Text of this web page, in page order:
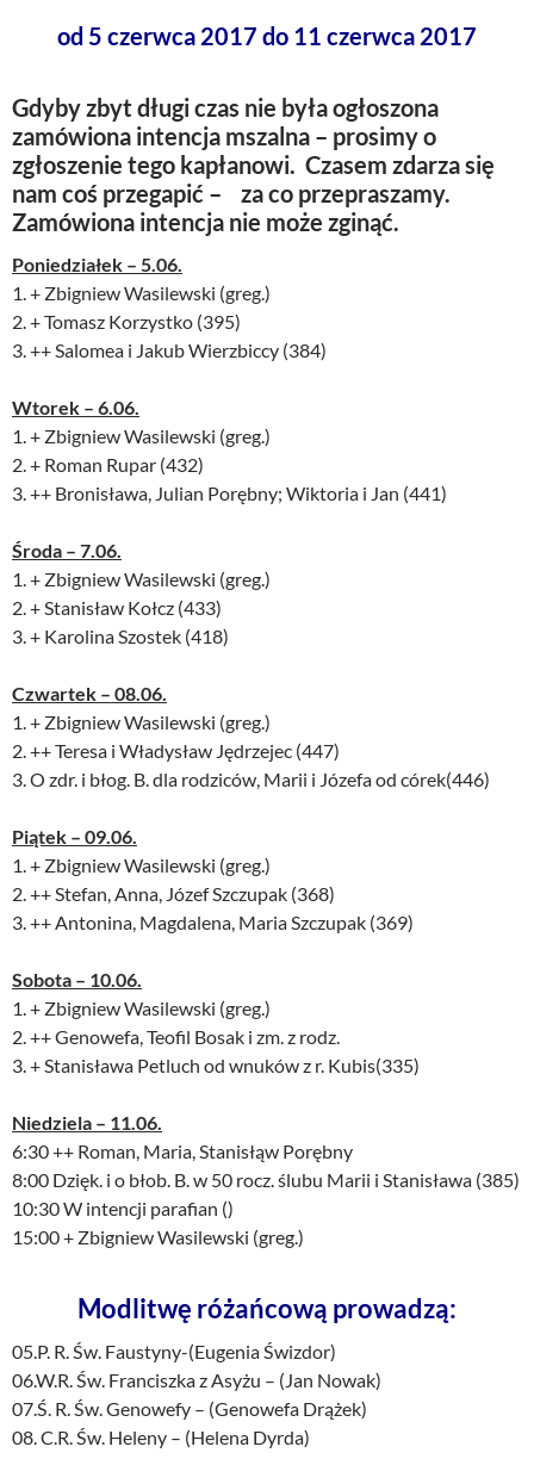
od 5 czerwca 2017 do 11 czerwca 2017
Gdyby zbyt długi czas nie była ogłoszona
zamówiona intencja mszalna – prosimy o
zgłoszenie tego kapłanowi. Czasem zdarza się
nam coś przegapić – za co przepraszamy.
Zamówiona intencja nie może zginąć.
Poniedziałek – 5.06.
1. + Zbigniew Wasilewski (greg.)
2. + Tomasz Korzystko (395)
3. ++ Salomea i Jakub Wierzbiccy (384)
Wtorek – 6.06.
1. + Zbigniew Wasilewski (greg.)
2. + Roman Rupar (432)
3. ++ Bronisława, Julian Porębny; Wiktoria i Jan (441)
Środa – 7.06.
1. + Zbigniew Wasilewski (greg.)
2. + Stanisław Kołcz (433)
3. + Karolina Szostek (418)
Czwartek – 08.06.
1. + Zbigniew Wasilewski (greg.)
2. ++ Teresa i Władysław Jędrzejec (447)
3. O zdr. i błog. B. dla rodziców, Marii i Józefa od córek(446)
Piątek – 09.06.
1. + Zbigniew Wasilewski (greg.)
2. ++ Stefan, Anna, Józef Szczupak (368)
3. ++ Antonina, Magdalena, Maria Szczupak (369)
Sobota – 10.06.
1. + Zbigniew Wasilewski (greg.)
2. ++ Genowefa, Teofil Bosak i zm. z rodz.
3. + Stanisława Petluch od wnuków z r. Kubis(335)
Niedziela – 11.06.
6:30 ++ Roman, Maria, Stanisłąw Porębny
8:00 Dzięk. i o błob. B. w 50 rocz. ślubu Marii i Stanisława (385)
10:30 W intencji parafian ()
15:00 + Zbigniew Wasilewski (greg.)
Modlitwę różańcową prowadzą:
05.P. R. Św. Faustyny-(Eugenia Świzdor)
06.W.R. Św. Franciszka z Asyżu – (Jan Nowak)
07.Ś. R. Św. Genowefy – (Genowefa Drążek)
08. C.R. Św. Heleny – (Helena Dyrda)